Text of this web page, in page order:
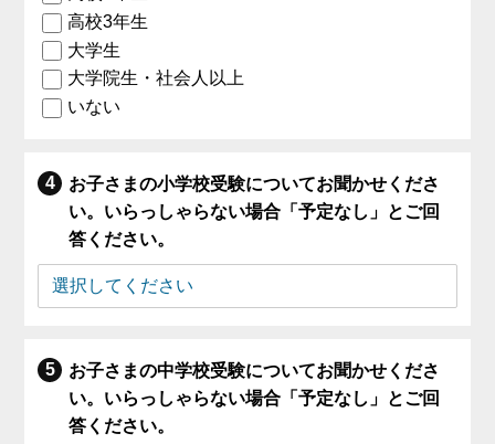
高校3年生
大学生
大学院生・社会人以上
いない
お子さまの小学校受験についてお聞かせくださ
い。いらっしゃらない場合「予定なし」とご回
答ください。
お子さまの中学校受験についてお聞かせくださ
い。いらっしゃらない場合「予定なし」とご回
答ください。